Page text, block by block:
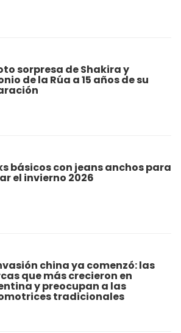
sorpresa de Shakira y
de la Rúa a 15 años de su
básicos con jeans anchos para
el invierno 2026
china ya comenzó: las
que más crecieron en
y preocupan a las
tradicionales